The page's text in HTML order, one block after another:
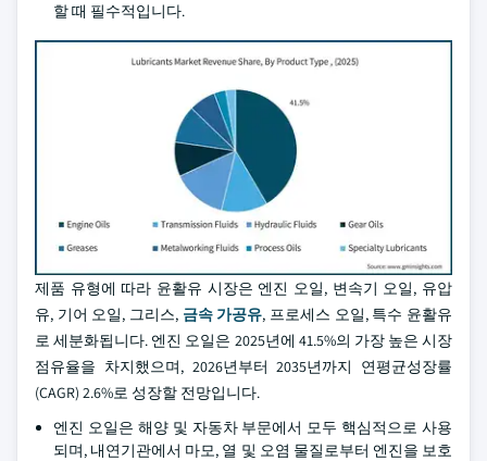
할 때 필수적입니다.
제품 유형에 따라 윤활유 시장은 엔진 오일, 변속기 오일, 유압
유, 기어 오일, 그리스, 금속 가공유, 프로세스 오일, 특수 윤활유
로 세분화됩니다. 엔진 오일은 2025년에 41.5%의 가장 높은 시장
점유율을 차지했으며, 2026년부터 2035년까지 연평균성장률
(CAGR) 2.6%로 성장할 전망입니다.
엔진 오일은 해양 및 자동차 부문에서 모두 핵심적으로 사용
되며, 내연기관에서 마모, 열 및 오염 물질로부터 엔진을 보호